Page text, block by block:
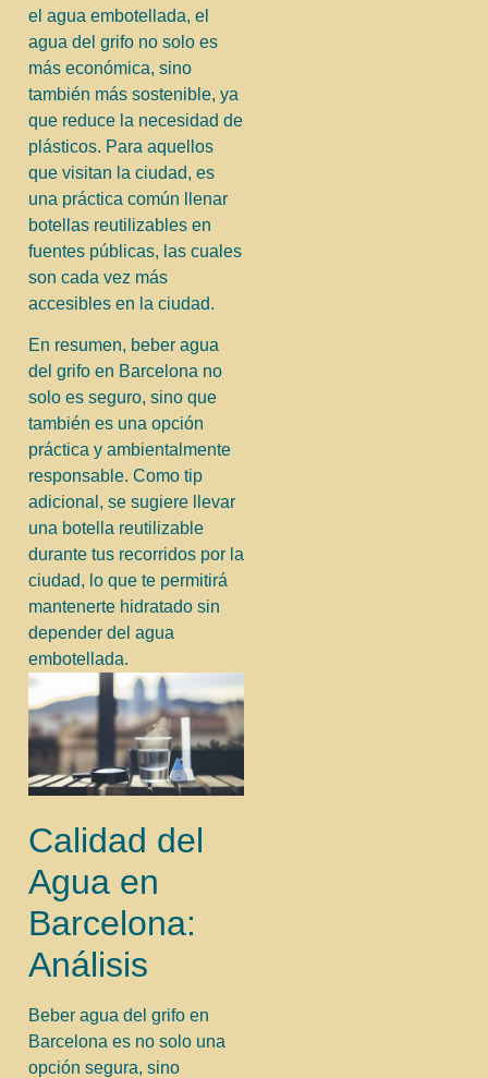
el agua embotellada, el
agua del grifo no solo es
más económica, sino
también más sostenible, ya
que reduce la necesidad de
plásticos. Para aquellos
que visitan la ciudad, es
una práctica común llenar
botellas reutilizables en
fuentes públicas, las cuales
son cada vez más
accesibles en la ciudad.
En resumen, beber agua
del grifo en Barcelona no
solo es seguro, sino que
también es una opción
práctica y ambientalmente
responsable. Como tip
adicional, se sugiere llevar
una botella reutilizable
durante tus recorridos por la
ciudad, lo que te permitirá
mantenerte hidratado sin
depender del agua
embotellada.
Calidad del
Agua en
Barcelona:
Análisis
Beber agua del grifo en
Barcelona es no solo una
opción segura, sino